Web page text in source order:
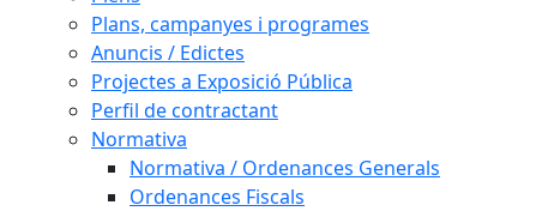
Plans, campanyes i programes
Anuncis / Edictes
Projectes a Exposició Pública
Perfil de contractant
Normativa
Normativa / Ordenances Generals
Ordenances Fiscals